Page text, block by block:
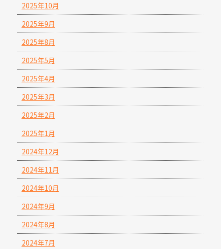
2025年10月
2025年9月
2025年8月
2025年5月
2025年4月
2025年3月
2025年2月
2025年1月
2024年12月
2024年11月
2024年10月
2024年9月
2024年8月
2024年7月